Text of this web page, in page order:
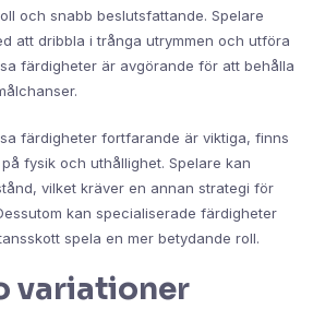
och snabb beslutsfattande. Spelare
att dribbla i trånga utrymmen och utföra
färdigheter är avgörande för att behålla
färdigheter fortfarande är viktiga, finns
fysik och uthållighet. Spelare kan
vilket kräver en annan strategi för
kan specialiserade färdigheter
spela en mer betydande roll.
variationer